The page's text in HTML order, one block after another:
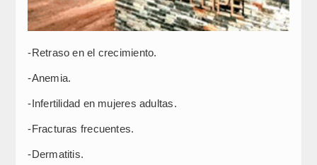
-Retraso en el crecimiento.
-Anemia.
-Infertilidad en mujeres adultas.
-Fracturas frecuentes.
-Dermatitis.